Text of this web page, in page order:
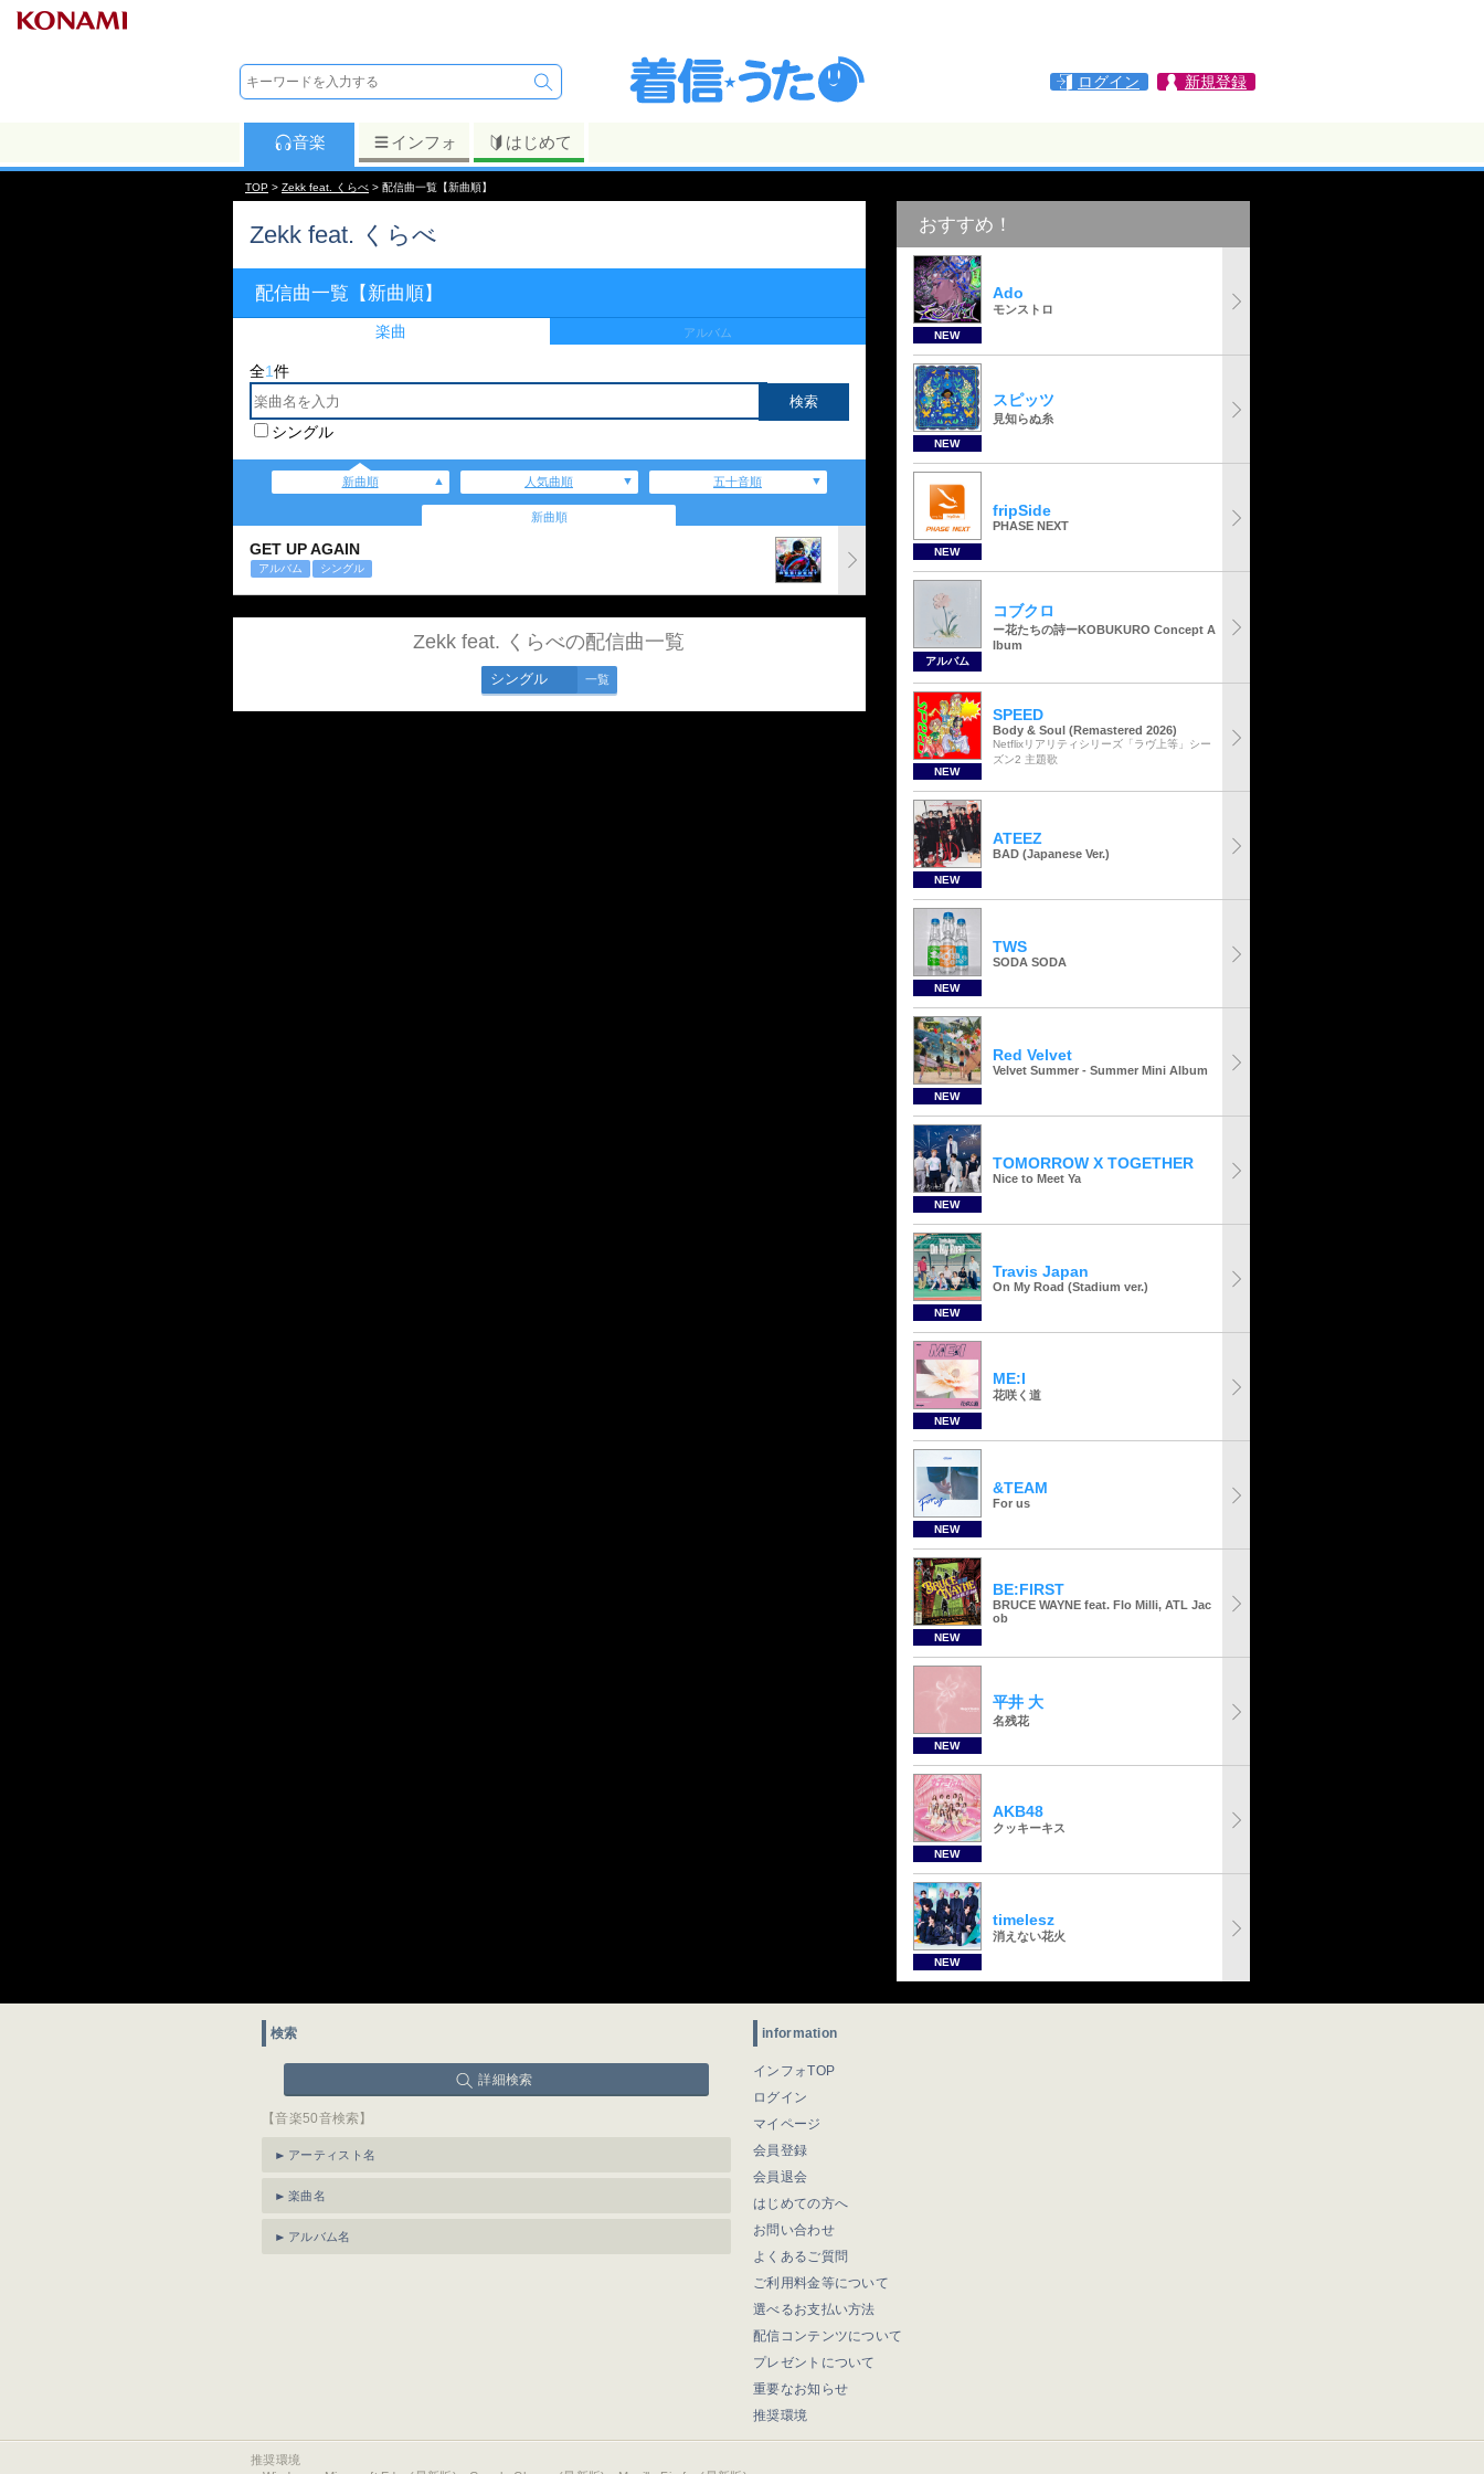
ログイン 新規登録
音楽 インフォ はじめて
TOP > Zekk feat. くらべ > 配信曲一覧【新曲順】
Zekk feat. くらべ
配信曲一覧【新曲順】
楽曲 アルバム
全1件
シングル
新曲順 人気曲順 五十音順
新曲順
GET UP AGAIN
アルバム シングル
Zekk feat. くらべの配信曲一覧
シングル 一覧
おすすめ！
NEW
Ado
モンストロ
NEW
スピッツ
見知らぬ糸
NEW
fripSide
PHASE NEXT
アルバム
コブクロ
ー花たちの詩ーKOBUKURO Concept A
lbum
NEW
SPEED
Body & Soul (Remastered 2026)
Netflixリアリティシリーズ「ラヴ上等」シー
ズン2 主題歌
NEW
ATEEZ
BAD (Japanese Ver.)
NEW
TWS
SODA SODA
NEW
Red Velvet
Velvet Summer - Summer Mini Album
NEW
TOMORROW X TOGETHER
Nice to Meet Ya
NEW
Travis Japan
On My Road (Stadium ver.)
NEW
ME:I
花咲く道
NEW
&TEAM
For us
NEW
BE:FIRST
BRUCE WAYNE feat. Flo Milli, ATL Jac
ob
NEW
平井 大
名残花
NEW
AKB48
クッキーキス
NEW
timelesz
消えない花火
検索
詳細検索
【音楽50音検索】
アーティスト名
楽曲名
アルバム名
information
インフォTOP
ログイン
マイページ
会員登録
会員退会
はじめての方へ
お問い合わせ
よくあるご質問
ご利用料金等について
選べるお支払い方法
配信コンテンツについて
プレゼントについて
重要なお知らせ
推奨環境
推奨環境